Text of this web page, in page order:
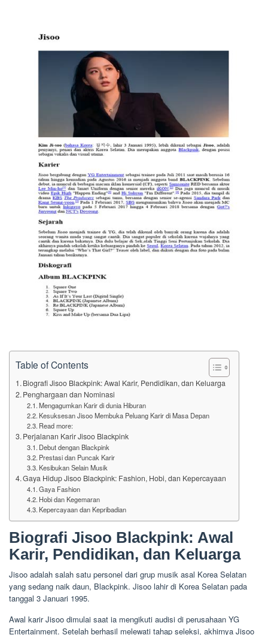
Table of Contents
Biografi Jisoo Blackpink: Awal Karir, Pendidikan, dan Keluarga
Penghargaan dan Nominasi
Mengagumkan Karir di dunia Hiburan
Kesuksesan Jisoo Membuka Peluang Karir di Masa Depan
Read more:
Perjalanan Karir Jisoo Blackpink
Debut dengan Blackpink
Prestasi dan Puncak Karir
Kesibukan Selain Musik
Gaya Hidup Jisoo Blackpink: Fashion, Hobi, dan Kepercayaan
Gaya Fashion
Hobi dan Kegemaran
Kepercayaan dan Kepribadian
Biografi Jisoo Blackpink: Awal
Karir, Pendidikan, dan Keluarga
Jisoo adalah salah satu personel dari grup musik asal Korea Selatan
yang sedang naik daun, Blackpink. Jisoo lahir di Korea Selatan pada
tanggal 3 Januari 1995.
Awal karir Jisoo dimulai saat ia mengikuti audisi di perusahaan YG
Entertainment. Setelah berhasil melewati tahap seleksi, akhirnya Jisoo